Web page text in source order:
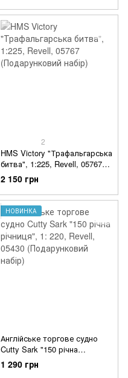
2
HMS Victory "Трафальгарська
битва", 1:225, Revell, 05767
(Подарунковий набір)
2 150 грн
НОВИНКА
Англійське торгове судно
Cutty Sark "150 річна
річниця", 1: 220, Revell, 05430
(Подарунковий набір)
1 290 грн